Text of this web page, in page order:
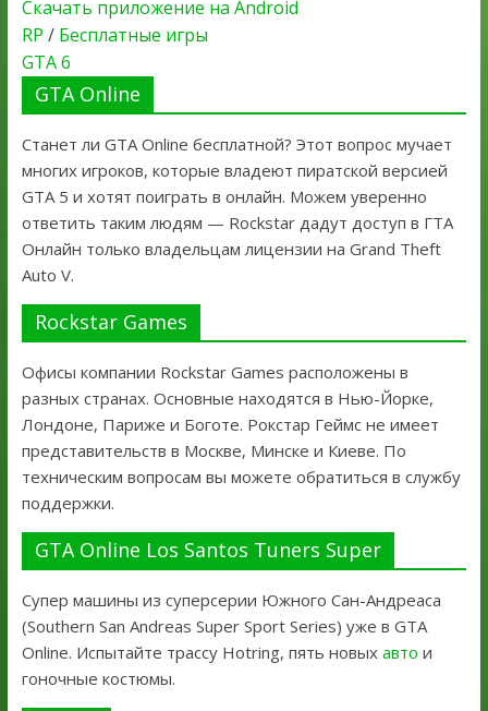
Скачать приложение на Android
RP / Бесплатные игры
GTA 6
GTA Online
Станет ли GTA Online бесплатной? Этот вопрос мучает
многих игроков, которые владеют пиратской версией
GTA 5 и хотят поиграть в онлайн. Можем уверенно
ответить таким людям — Rockstar дадут доступ в ГТА
Онлайн только владельцам лицензии на Grand Theft
Auto V.
Rockstar Games
Офисы компании Rockstar Games расположены в
разных странах. Основные находятся в Нью-Йорке,
Лондоне, Париже и Боготе. Рокстар Геймс не имеет
представительств в Москве, Минске и Киеве. По
техническим вопросам вы можете обратиться в службу
поддержки.
GTA Online Los Santos Tuners Super
Супер машины из суперсерии Южного Сан-Андреаса
(Southern San Andreas Super Sport Series) уже в GTA
Online. Испытайте трассу Hotring, пять новых авто и
гоночные костюмы.